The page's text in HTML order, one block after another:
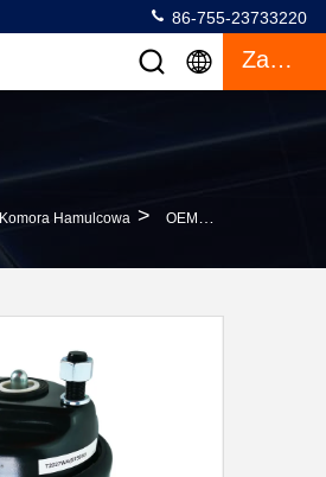
86-755-23733220
Zacytować
Komora Hamulcowa > OEM 99474409 T2027 SPHC Komora Pneumatycznego Hamulca Tarczowego Do IVECO